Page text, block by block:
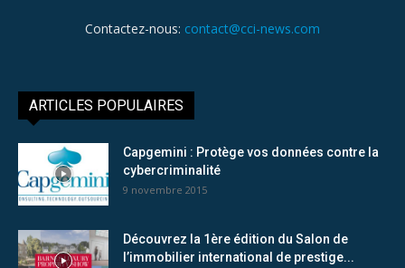
Contactez-nous: contact@cci-news.com
ARTICLES POPULAIRES
Capgemini : Protège vos données contre la
cybercriminalité
9 novembre 2015
Découvrez la 1ère édition du Salon de
l’immobilier international de prestige...